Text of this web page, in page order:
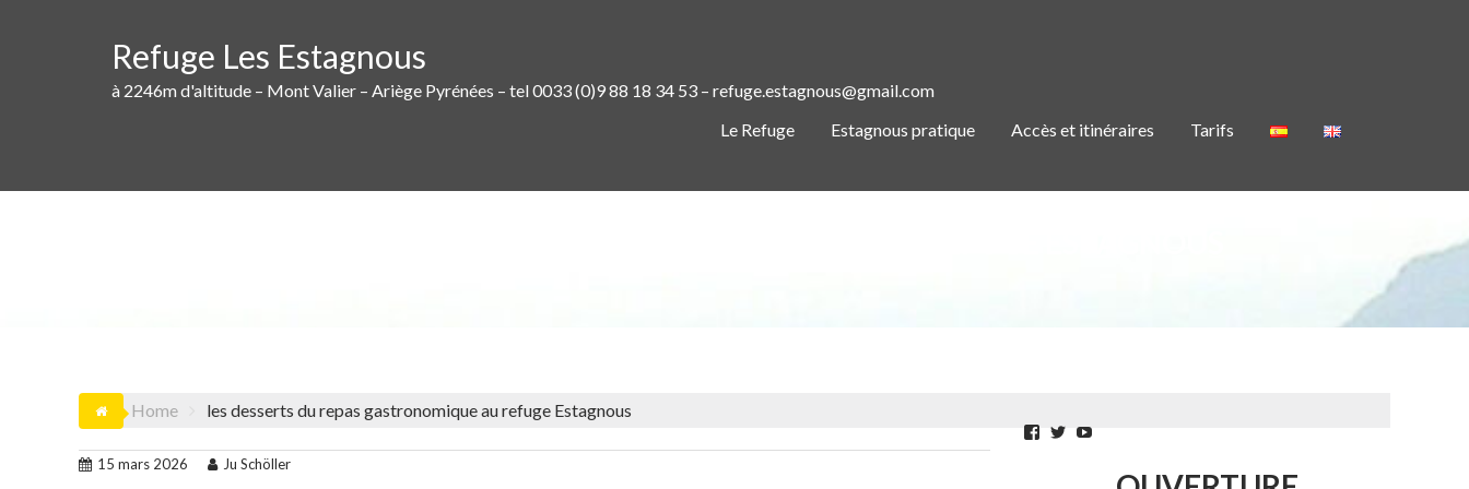
Refuge Les Estagnous
à 2246m d'altitude – Mont Valier – Ariège Pyrénées – tel 0033 (0)9 88 18 34 53 – refuge.estagnous@gmail.com
Le Refuge
Estagnous pratique Accès et itinéraires Tarifs
Home les desserts du repas gastronomique au refuge Estagnous
15 mars 2026 Ju Schöller
Facebook
Twitter